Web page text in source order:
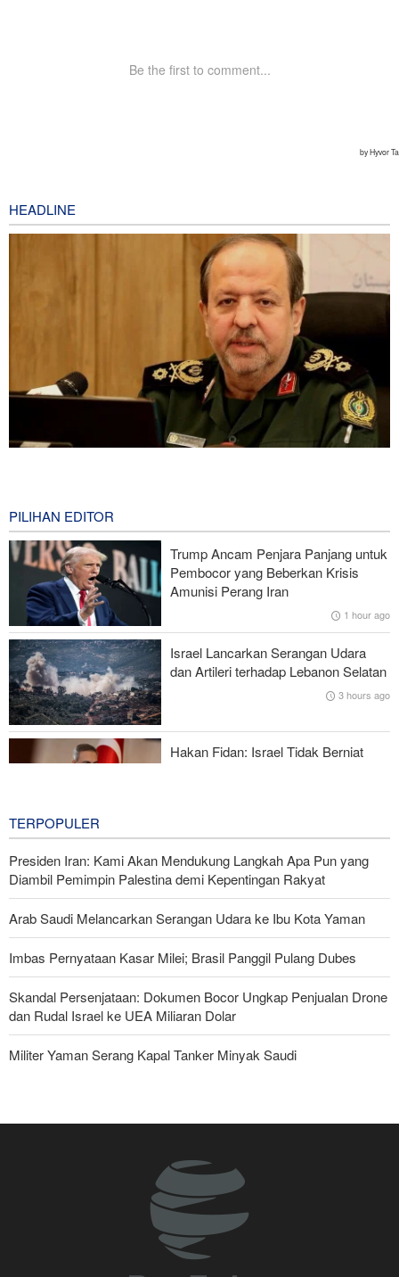
HEADLINE
Mengapa AS Nyaris Kehabisan Senjata dalam perang melawan
Iran?
Mengapa Koalisi Pendukung Trump Berada di Ambang
Keruntuhan?
Gharibabadi: Kesepahaman Iran–Oman Bukan Berarti
Pembukaan Penuh Selat Hormuz
Trump Ancam Wartawan AS yang Bocorkan Informasi dengan
Hukuman Penjara Panjang
PILIHAN EDITOR
Trump Ancam Penjara Panjang untuk
Pembocor yang Beberkan Krisis
Amunisi Perang Iran
1 hour ago
Israel Lancarkan Serangan Udara
dan Artileri terhadap Lebanon Selatan
3 hours ago
Hakan Fidan: Israel Tidak Berniat
TERPOPULER
Presiden Iran: Kami Akan Mendukung Langkah Apa Pun yang
Diambil Pemimpin Palestina demi Kepentingan Rakyat
Arab Saudi Melancarkan Serangan Udara ke Ibu Kota Yaman
Imbas Pernyataan Kasar Milei; Brasil Panggil Pulang Dubes
Skandal Persenjataan: Dokumen Bocor Ungkap Penjualan Drone
dan Rudal Israel ke UEA Miliaran Dolar
Militer Yaman Serang Kapal Tanker Minyak Saudi
Legislator Iran: AS Akan Segera Diusir dari Kawasan dan Semua